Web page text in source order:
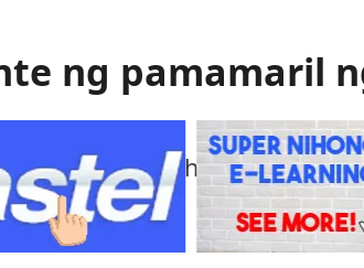
ng pamamaril
sa isang bihirang